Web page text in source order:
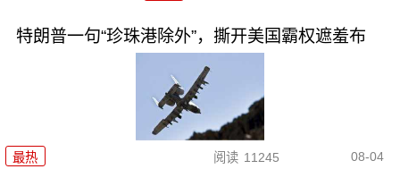
特朗普一句“珍珠港除外”，撕开美国霸权遮羞布
最热 阅读 11245 08-04